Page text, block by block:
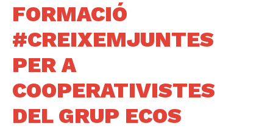
FORMACIÓ
#CREIXEMJUNTES
PER A
COOPERATIVISTES
DEL GRUP ECOS